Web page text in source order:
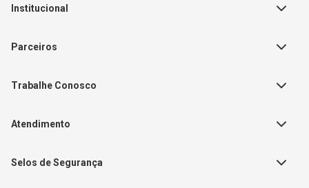
Institucional
Sobre a Empresa
Política de Vendas
Catálogos de Produtos
Parceiros
Teste Maeztra
Editorial Patmos
FAECAD
Trabalhe Conosco
Fale Conosco
Nossas Lojas
Atendimento
17:30h
Selos de Segurança